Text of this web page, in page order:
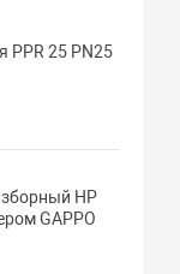
PPR 25 PN25
НР
GAPPO